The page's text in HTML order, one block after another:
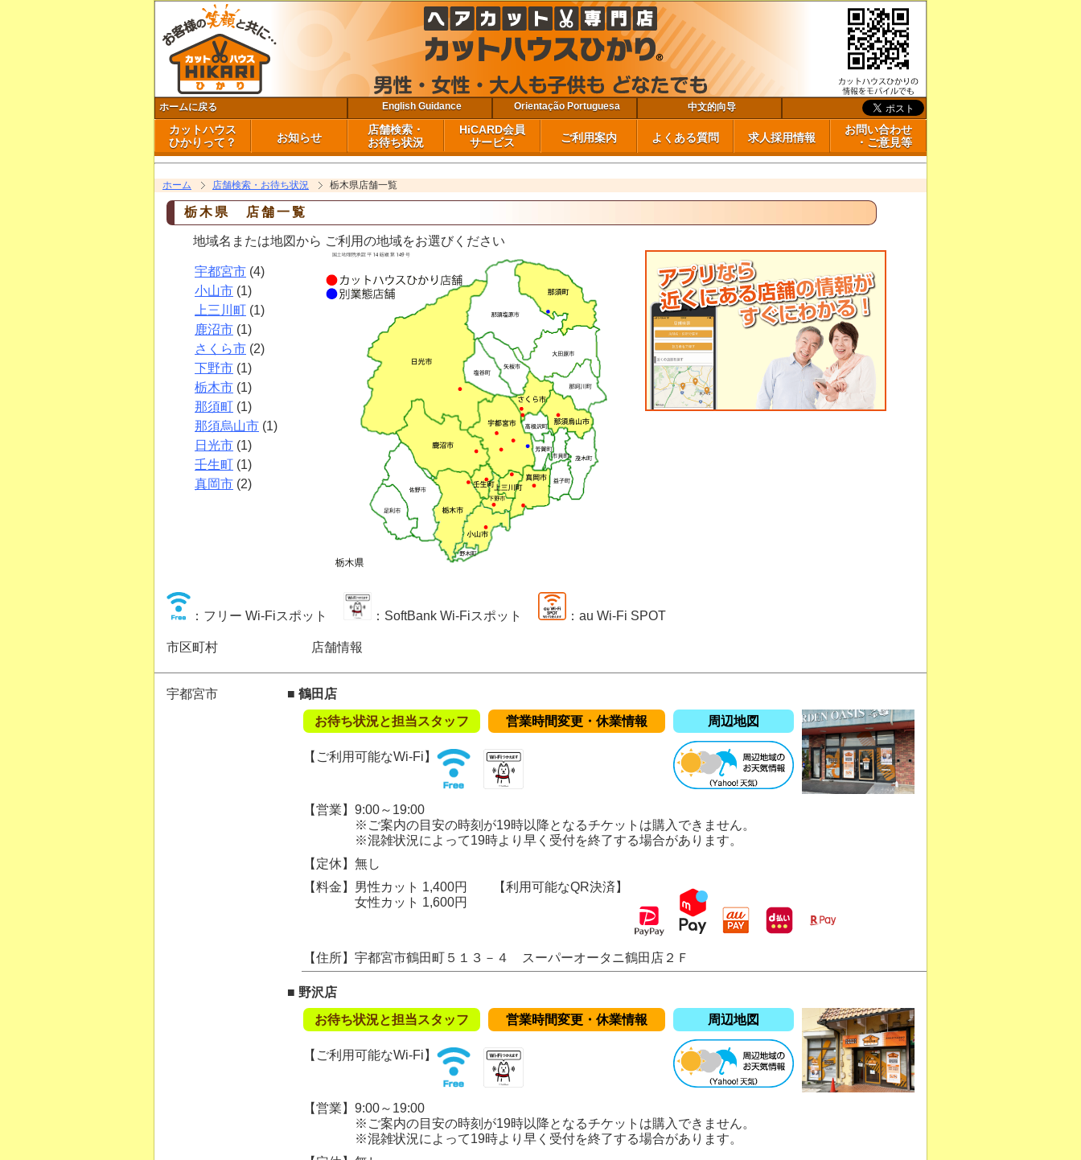
ホームに戻る English Guidance Orientação Portuguesa 中文的向导
カットハウス
ひかりって？
お知らせ
店舗検索・
お待ち状況
HiCARD会員
サービス
ル）
ご利用案内
ル）
よくある質問 求人採用情報
お問い合わせ
・ご意見等
ホーム 店舗検索・お待ち状況 栃木県店舗一覧
栃木県 店舗一覧
地域名または地図から ご利用の地域をお選びください
宇都宮市 (4)
小山市 (1)
上三川町 (1)
鹿沼市 (1)
さくら市 (2)
下野市 (1)
栃木市 (1)
那須町 (1)
那須烏山市 (1)
日光市 (1)
壬生町 (1)
真岡市 (2)
：フリー Wi-Fiスポット ：SoftBank Wi-Fiスポット ：au Wi-Fi SPOT
市区町村 店舗情報
宇都宮市
■ 鶴田店
お待ち状況と担当スタッフ
営業時間変更・休業情報 周辺地図
【ご利用可能なWi-Fi】
【営業】9:00～19:00
※ご案内の目安の時刻が19時以降となるチケットは購入できません。
※混雑状況によって19時より早く受付を終了する場合があります。
【定休】無し
【料金】男性カット 1,400円
女性カット 1,600円
【利用可能なQR決済】
【住所】宇都宮市鶴田町５１３－４ スーパーオータニ鶴田店２Ｆ
■ 野沢店
お待ち状況と担当スタッフ
営業時間変更・休業情報 周辺地図
【ご利用可能なWi-Fi】
【営業】9:00～19:00
※ご案内の目安の時刻が19時以降となるチケットは購入できません。
※混雑状況によって19時より早く受付を終了する場合があります。